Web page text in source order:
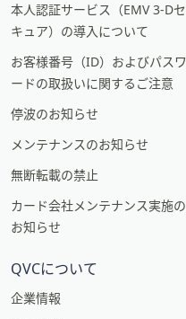
本人認証サービス（EMV 3-Dセ
キュア）の導入について
お客様番号（ID）およびパスワ
ードの取扱いに関するご注意
停波のお知らせ
メンテナンスのお知らせ
無断転載の禁止
カード会社メンテナンス実施の
お知らせ
QVCについて
企業情報